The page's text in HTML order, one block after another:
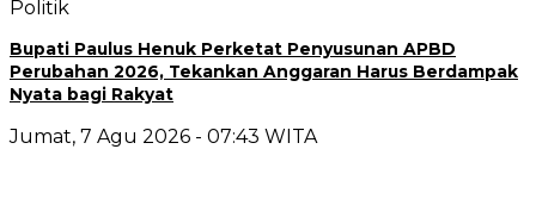
Politik
Bupati Paulus Henuk Perketat Penyusunan APBD
Perubahan 2026, Tekankan Anggaran Harus Berdampak
Nyata bagi Rakyat
Jumat, 7 Agu 2026 - 07:43 WITA